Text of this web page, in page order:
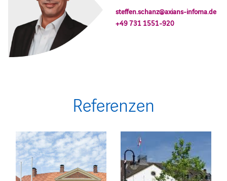
steffen.schanz@axians-infoma.de
+49 731 1551-920
Referenzen